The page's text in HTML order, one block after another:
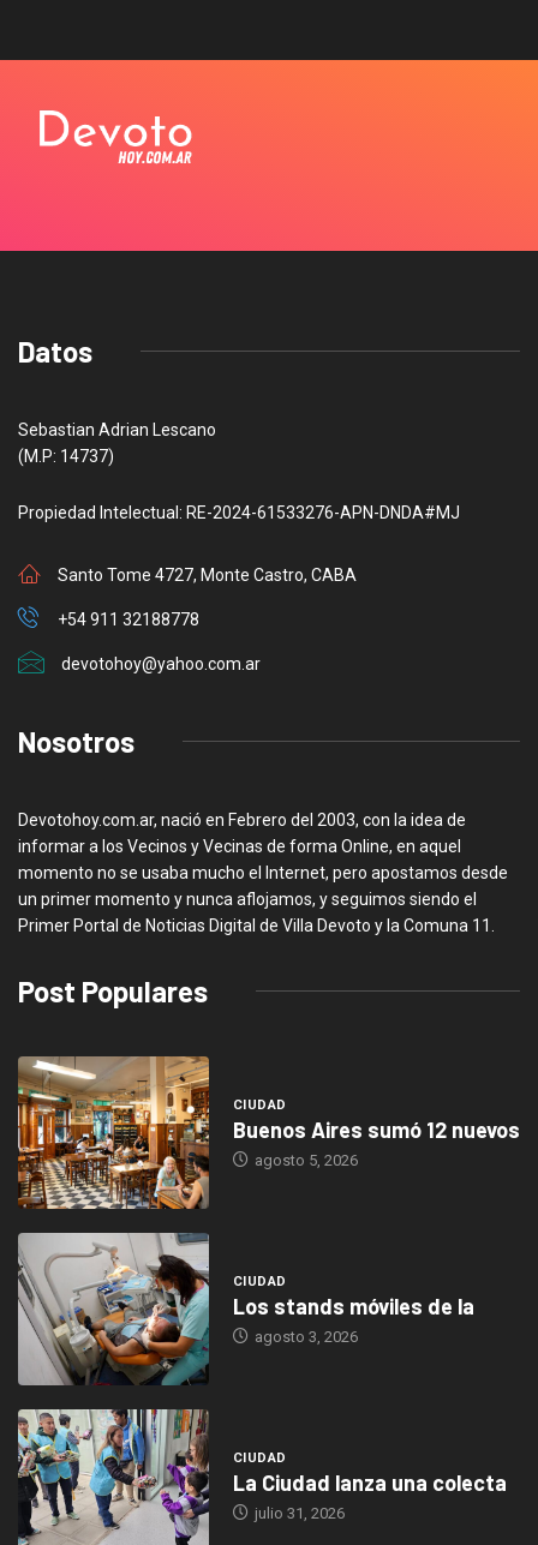
Datos
Sebastian Adrian Lescano
(M.P: 14737)
Propiedad Intelectual: RE-2024-61533276-APN-DNDA#MJ
Santo Tome 4727, Monte Castro, CABA
+54 911 32188778
devotohoy@yahoo.com.ar
Nosotros
Devotohoy.com.ar, nació en Febrero del 2003, con la idea de
informar a los Vecinos y Vecinas de forma Online, en aquel
momento no se usaba mucho el Internet, pero apostamos desde
un primer momento y nunca aflojamos, y seguimos siendo el
Primer Portal de Noticias Digital de Villa Devoto y la Comuna 11.
Post Populares
CIUDAD
Buenos Aires sumó 12 nuevos
agosto 5, 2026
CIUDAD
Los stands móviles de la
agosto 3, 2026
CIUDAD
La Ciudad lanza una colecta
julio 31, 2026